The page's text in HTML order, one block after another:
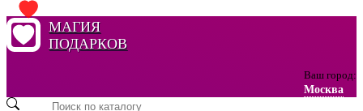
МАГИЯ
ПОДАРКОВ
Ваш город:
Москва